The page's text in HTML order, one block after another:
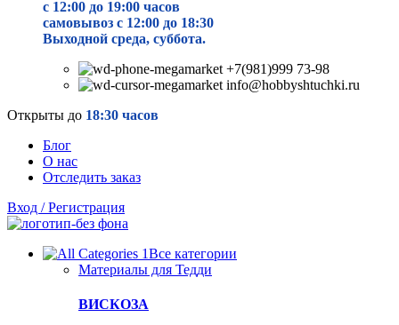
с 12:00 до 19:00 часов
самовывоз с 12:00 до 18:30
Выходной среда, суббота.
+7(981)999 73-98
info@hobbyshtuchki.ru
Открыты до 18:30 часов
Блог
О нас
Отследить заказ
Вход / Регистрация
Все категории
Материалы для Тедди
ВИСКОЗА